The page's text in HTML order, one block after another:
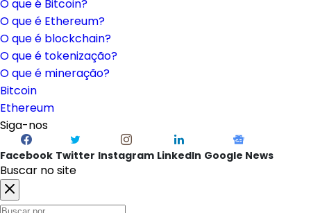
O que é Bitcoin?
O que é Ethereum?
O que é blockchain?
O que é tokenização?
O que é mineração?
Bitcoin
Ethereum
Siga-nos
Facebook Twitter Instagram LinkedIn Google News
Buscar no site